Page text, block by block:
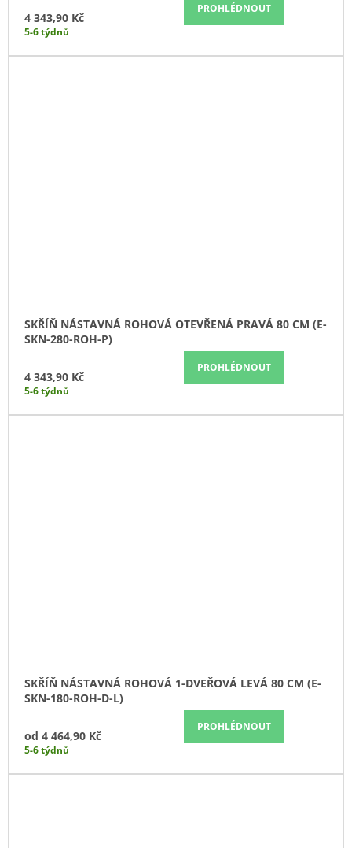
4 343,90 Kč
PROHLÉDNOUT
5-6 týdnů
SKŘÍŇ NÁSTAVNÁ ROHOVÁ OTEVŘENÁ PRAVÁ 80 CM (E-
SKN-280-ROH-P)
4 343,90 Kč
PROHLÉDNOUT
5-6 týdnů
SKŘÍŇ NÁSTAVNÁ ROHOVÁ 1-DVEŘOVÁ LEVÁ 80 CM (E-
SKN-180-ROH-D-L)
od 4 464,90 Kč
PROHLÉDNOUT
5-6 týdnů